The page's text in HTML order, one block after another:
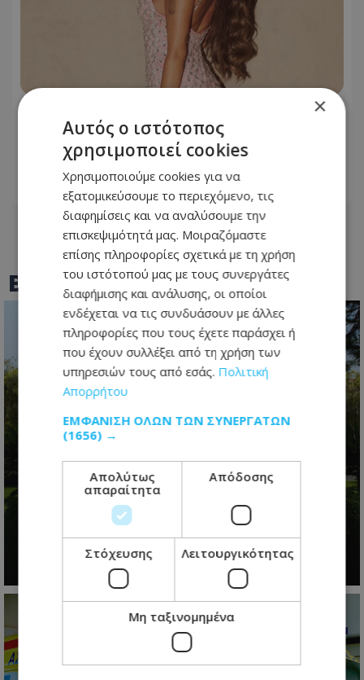
Ανδρομάχη: Σταμάτησε live της λόγω
προβλήματος υγείας – «Ένα μεγάλο
συγγνώμη από καρδιάς…»
07.08.2026 - 14:01
BEST OFTOTHEMAONLINE
Η προεδρική μάχη άρχισε- Το
μεγάλο παζλ των συμμαχιών και η
μετακίνηση των κομματικών
ισορροπιών
09.08.2026 - 07:18
×
Αυτός ο ιστότοπος
χρησιμοποιεί cookies
Χρησιμοποιούμε cookies για να
εξατομικεύσουμε το περιεχόμενο, τις
διαφημίσεις και να αναλύσουμε την
επισκεψιμότητά μας. Μοιραζόμαστε
επίσης πληροφορίες σχετικά με τη χρήση
του ιστότοπού μας με τους συνεργάτες
διαφήμισης και ανάλυσης, οι οποίοι
ενδέχεται να τις συνδυάσουν με άλλες
πληροφορίες που τους έχετε παράσχει ή
που έχουν συλλέξει από τη χρήση των
υπηρεσιών τους από εσάς. Πολιτική
Απορρήτου
ΕΜΦΆΝΙΣΗ ΌΛΩΝ ΤΩΝ ΣΥΝΕΡΓΑΤΏΝ
(1656) →
Απολύτως
απαραίτητα
Απόδοσης
Στόχευσης Λειτουργικότητας
Μη ταξινομημένα